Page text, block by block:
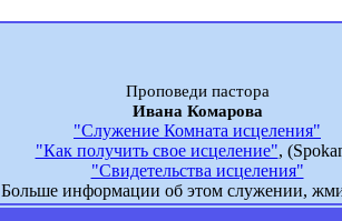
Проповеди пастора
Ивана Комарова
"Служение Комната исцеления"
"Как получить свое исцеление",
"Свидетельства исцеления"
Больше информации об этом служении,